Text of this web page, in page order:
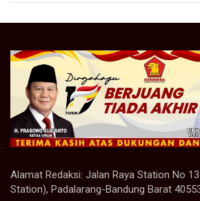
Alamat Redaksi: Jalan Raya Station No
Station), Padalarang-Bandung Barat